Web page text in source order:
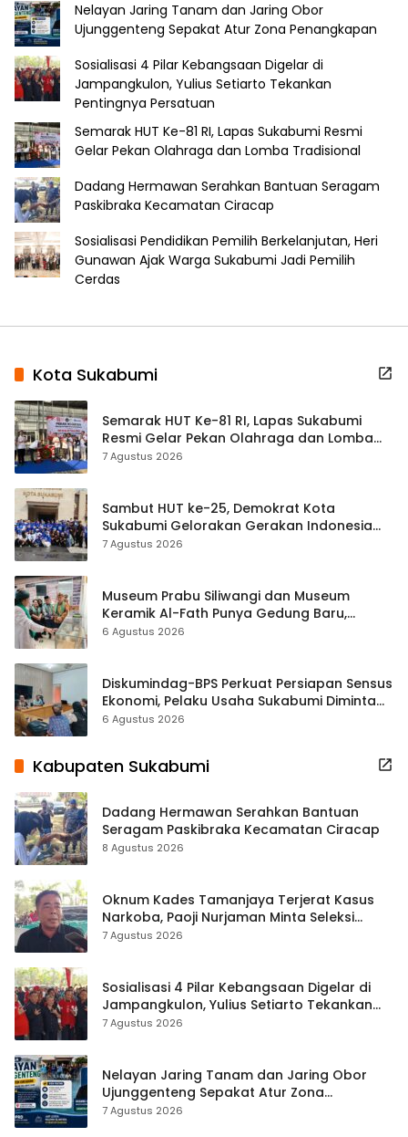
Nelayan Jaring Tanam dan Jaring Obor
Ujunggenteng Sepakat Atur Zona Penangkapan
Sosialisasi 4 Pilar Kebangsaan Digelar di
Jampangkulon, Yulius Setiarto Tekankan
Pentingnya Persatuan
Semarak HUT Ke-81 RI, Lapas Sukabumi Resmi
Gelar Pekan Olahraga dan Lomba Tradisional
Dadang Hermawan Serahkan Bantuan Seragam
Paskibraka Kecamatan Ciracap
Sosialisasi Pendidikan Pemilih Berkelanjutan, Heri
Gunawan Ajak Warga Sukabumi Jadi Pemilih
Cerdas
Kota Sukabumi
Semarak HUT Ke-81 RI, Lapas Sukabumi
Resmi Gelar Pekan Olahraga dan Lomba
Tradisional
7 Agustus 2026
Sambut HUT ke-25, Demokrat Kota
Sukabumi Gelorakan Gerakan Indonesia
ASRI Lewat Aksi Bersih Masjid Agung
7 Agustus 2026
Museum Prabu Siliwangi dan Museum
Keramik Al-Fath Punya Gedung Baru,
Hampir 500 Koleksi Dipisahkan
6 Agustus 2026
Diskumindag-BPS Perkuat Persiapan Sensus
Ekonomi, Pelaku Usaha Sukabumi Diminta
Terbuka Beri Data
6 Agustus 2026
Kabupaten Sukabumi
Dadang Hermawan Serahkan Bantuan
Seragam Paskibraka Kecamatan Ciracap
8 Agustus 2026
Oknum Kades Tamanjaya Terjerat Kasus
Narkoba, Paoji Nurjaman Minta Seleksi
Calon Kades Diperketat
7 Agustus 2026
Sosialisasi 4 Pilar Kebangsaan Digelar di
Jampangkulon, Yulius Setiarto Tekankan
Pentingnya Persatuan
7 Agustus 2026
Nelayan Jaring Tanam dan Jaring Obor
Ujunggenteng Sepakat Atur Zona
Penangkapan
7 Agustus 2026